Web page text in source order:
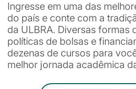
Ingresse em uma das
do país e conte com a
da ULBRA. Diversas formas
políticas de bolsas e
dezenas de cursos para
melhor jornada acadêmica